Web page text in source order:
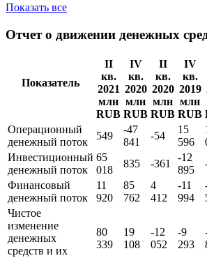
Показать все
Отчет о движении денежных
Показатель
II
кв.
2021
млн
RUB
IV
кв.
2020
млн
RUB
II
кв.
2020
млн
RUB
IV
кв.
2019
млн
RUB
Операционный
денежный поток
549
-47
841
-54
15
596
Инвестиционный
денежный поток
65
018
835 -361
-12
895
Финансовый
денежный поток
11
920
85
762
4
412
-11
994
Чистое
изменение
денежных
средств и их
80
339
19
108
-12
052
-9
293